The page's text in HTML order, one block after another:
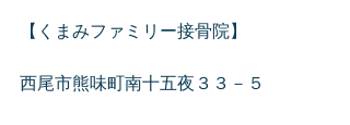
【くまみファミリー接骨院】
西尾市熊味町南十五夜３３－５